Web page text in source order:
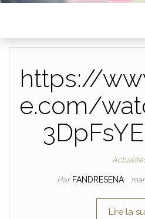
https://
e.com/
Par FANDRESENA
Lire la